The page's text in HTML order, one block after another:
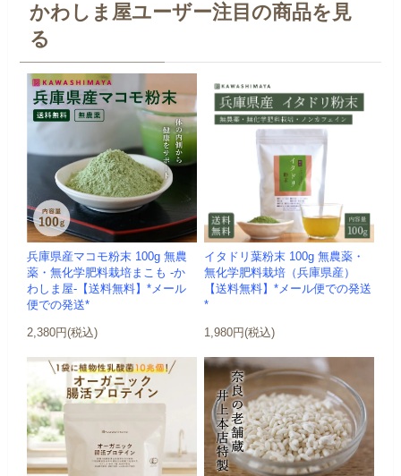
かわしま屋ユーザー注目の商品を見
る
兵庫県産マコモ粉末 100g 無農
薬・無化学肥料栽培まこも -か
わしま屋-【送料無料】*メール
便での発送*
2,380円(税込)
イタドリ葉粉末 100g 無農薬・
無化学肥料栽培（兵庫県産）
【送料無料】*メール便での発送
*
1,980円(税込)